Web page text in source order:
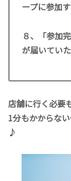
ープに参加
８、「参加
が届いてい
店舗に行く必要
1分もかからな
♪